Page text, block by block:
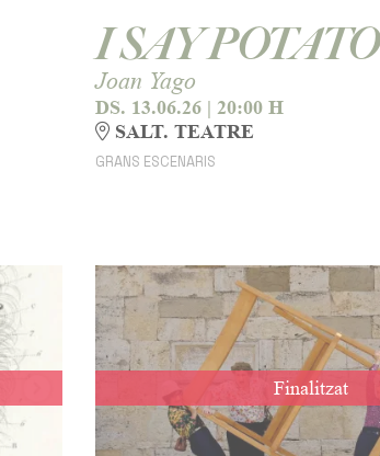
I SAY POTATO
Joan Yago
DS. 13.06.26| 20:00 H
SALT. TEATRE
GRANS ESCENARIS
Finalitzat